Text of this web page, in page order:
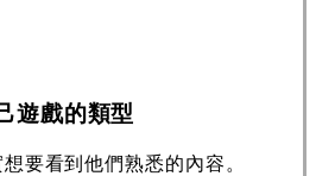
遊戲的類型
要看到他們熟悉的內容。